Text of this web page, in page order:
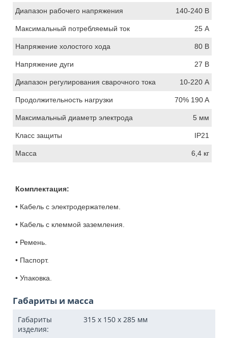
Диапазон рабочего напряжения 140-240 В
Максимальный потребляемый ток 25 А
Напряжение холостого хода 80 В
Напряжение дуги 27 В
Диапазон регулирования сварочного тока 10-220 А
Продолжительность нагрузки 70% 190 A
Максимальный диаметр электрода 5 мм
Класс защиты IP21
Масса 6,4 кг
Комплектация:
• Кабель с электродержателем.
• Кабель с клеммой заземления.
• Ремень.
• Паспорт.
• Упаковка.
Габариты и масса
Габариты
изделия:
315 x 150 x 285 мм